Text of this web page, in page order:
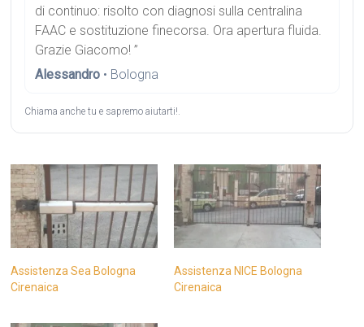
di continuo: risolto con diagnosi sulla centralina
FAAC e sostituzione finecorsa. Ora apertura fluida.
Grazie Giacomo! ”
Alessandro • Bologna
Chiama anche tu e sapremo aiutarti!.
Assistenza Sea Bologna
Cirenaica
Assistenza NICE Bologna
Cirenaica